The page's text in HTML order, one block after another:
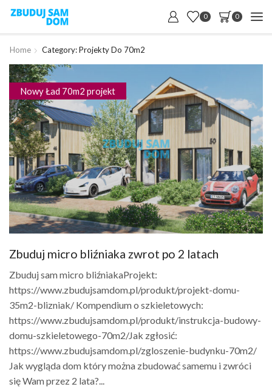
0 0
Home Category: Projekty Do 70m2
Nowy Ład 70m2 projekt
Zbuduj micro bliźniaka zwrot po 2 latach
Zbuduj sam micro bliźniakaProjekt:
https://www.zbudujsamdom.pl/produkt/projekt-domu-
35m2-blizniak/ Kompendium o szkieletowych:
https://www.zbudujsamdom.pl/produkt/instrukcja-budowy-
domu-szkieletowego-70m2/Jak zgłosić:
https://www.zbudujsamdom.pl/zgloszenie-budynku-70m2/
Jak wygląda dom który można zbudować samemu i zwróci
się Wam przez 2 lata?...